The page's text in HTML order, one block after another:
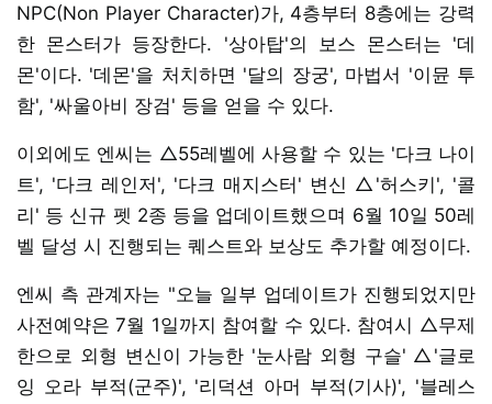
NPC(Non Player Character)가, 4층부터 8층에는 강력
한 몬스터가 등장한다. '상아탑'의 보스 몬스터는 '데
몬'이다. '데몬'을 처치하면 '달의 장궁', 마법서 '이뮨 투
함', '싸울아비 장검' 등을 얻을 수 있다.
이외에도 엔씨는 △55레벨에 사용할 수 있는 '다크 나이
트', '다크 레인저', '다크 매지스터' 변신 △'허스키', '콜
리' 등 신규 펫 2종 등을 업데이트했으며 6월 10일 50레
벨 달성 시 진행되는 퀘스트와 보상도 추가할 예정이다.
엔씨 측 관계자는 "오늘 일부 업데이트가 진행되었지만
사전예약은 7월 1일까지 참여할 수 있다. 참여시 △무제
한으로 외형 변신이 가능한 '눈사람 외형 구슬' △'글로
잉 오라 부적(군주)', '리덕션 아머 부적(기사)', '블레스